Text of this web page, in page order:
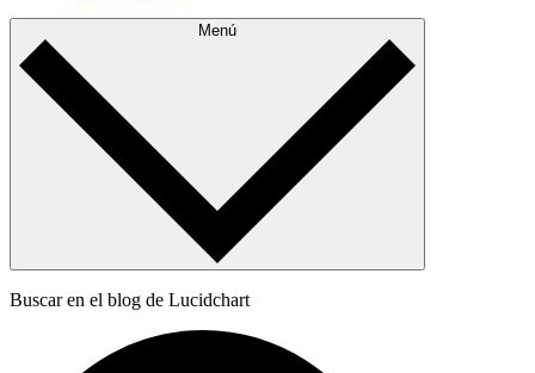
Menú
Buscar en el blog de Lucidchart